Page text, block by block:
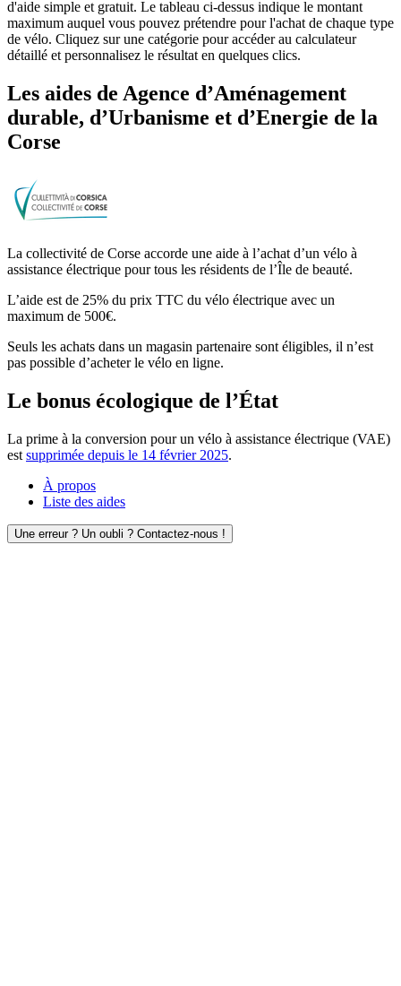
d'aide simple et gratuit. Le tableau ci-dessus indique le montant
maximum auquel vous pouvez prétendre pour l'achat de chaque type
de vélo. Cliquez sur une catégorie pour accéder au calculateur
détaillé et personnalisez le résultat en quelques clics.
Les aides de Agence d’Aménagement
durable, d’Urbanisme et d’Energie de la
Corse
La collectivité de Corse accorde une aide à l’achat d’un vélo à
assistance électrique pour tous les résidents de l’Île de beauté.
L’aide est de 25% du prix TTC du vélo électrique avec un
maximum de 500€.
Seuls les achats dans un magasin partenaire sont éligibles, il n’est
pas possible d’acheter le vélo en ligne.
Le bonus écologique de l’État
La prime à la conversion pour un vélo à assistance électrique (VAE)
est supprimée depuis le 14 février 2025.
À propos
Liste des aides
Une erreur ? Un oubli ? Contactez-nous !